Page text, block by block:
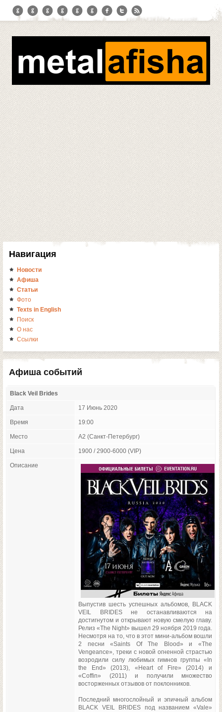
Навигация
Новости
Афиша
Статьи
Фото
Texts in English
Поиск
О нас
Ссылки
Афиша событий
Black Veil Brides
Дата 17 Июнь 2020
Время 19:00
Место A2 (Санкт-Петербург)
Цена 1900 / 2900-6000 (VIP)
Описание
Выпустив шесть успешных альбомов, BLACK
VEIL BRIDES не останавливаются на
достигнутом и открывают новую смелую главу.
Релиз «The Night» вышел 29 ноября 2019 года.
Несмотря на то, что в этот мини-альбом вошли
2 песни «Saints Of The Blood» и «The
Vengeance», треки с новой огненной страстью
возродили силу любимых гимнов группы «In
the End» (2013), «Heart of Fire» (2014) и
«Coffin» (2011) и получили множество
восторженных отзывов от поклонников.
Последний многослойный и эпичный альбом
BLACK VEIL BRIDES под названием «Vale»